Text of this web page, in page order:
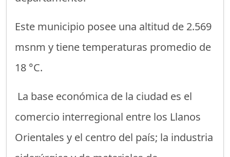
Este municipio posee una altitud de 2.569
msnm y tiene temperaturas promedio de
18 °C.
La base económica de la ciudad es el
comercio interregional entre los Llanos
Orientales y el centro del país; la industria